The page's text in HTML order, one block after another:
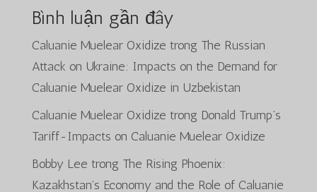
Bình luận gần đây
Caluanie Muelear Oxidize trong The Russian
Attack on Ukraine: Impacts on the Demand for
Caluanie Muelear Oxidize in Uzbekistan
Caluanie Muelear Oxidize trong Donald Trump’s
Tariff-Impacts on Caluanie Muelear Oxidize
Bobby Lee trong The Rising Phoenix:
Kazakhstan’s Economy and the Role of Caluanie